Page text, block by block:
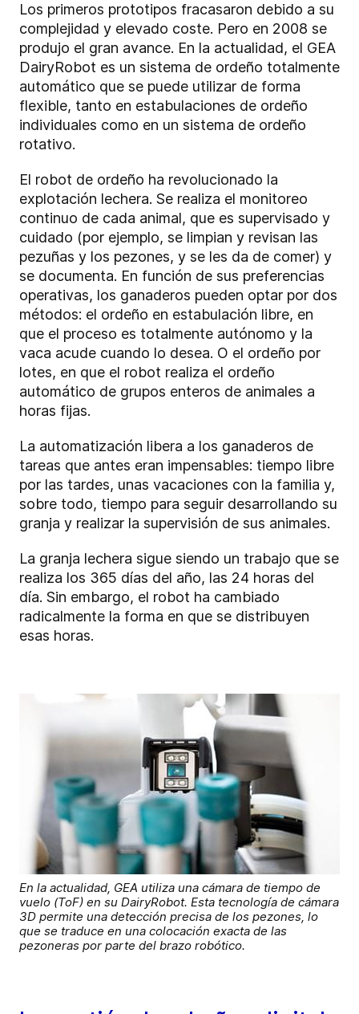
Los primeros prototipos fracasaron debido a su
complejidad y elevado coste. Pero en 2008 se
produjo el gran avance. En la actualidad, el GEA
DairyRobot es un sistema de ordeño totalmente
automático que se puede utilizar de forma
flexible, tanto en estabulaciones de ordeño
individuales como en un sistema de ordeño
rotativo.
El robot de ordeño ha revolucionado la
explotación lechera. Se realiza el monitoreo
continuo de cada animal, que es supervisado y
cuidado (por ejemplo, se limpian y revisan las
pezuñas y los pezones, y se les da de comer) y
se documenta. En función de sus preferencias
operativas, los ganaderos pueden optar por dos
métodos: el ordeño en estabulación libre, en
que el proceso es totalmente autónomo y la
vaca acude cuando lo desea. O el ordeño por
lotes, en que el robot realiza el ordeño
automático de grupos enteros de animales a
horas fijas.
La automatización libera a los ganaderos de
tareas que antes eran impensables: tiempo libre
por las tardes, unas vacaciones con la familia y,
sobre todo, tiempo para seguir desarrollando su
granja y realizar la supervisión de sus animales.
La granja lechera sigue siendo un trabajo que se
realiza los 365 días del año, las 24 horas del
día. Sin embargo, el robot ha cambiado
radicalmente la forma en que se distribuyen
esas horas.
En la actualidad, GEA utiliza una cámara de tiempo de
vuelo (ToF) en su DairyRobot. Esta tecnología de cámara
3D permite una detección precisa de los pezones, lo
que se traduce en una colocación exacta de las
pezoneras por parte del brazo robótico.